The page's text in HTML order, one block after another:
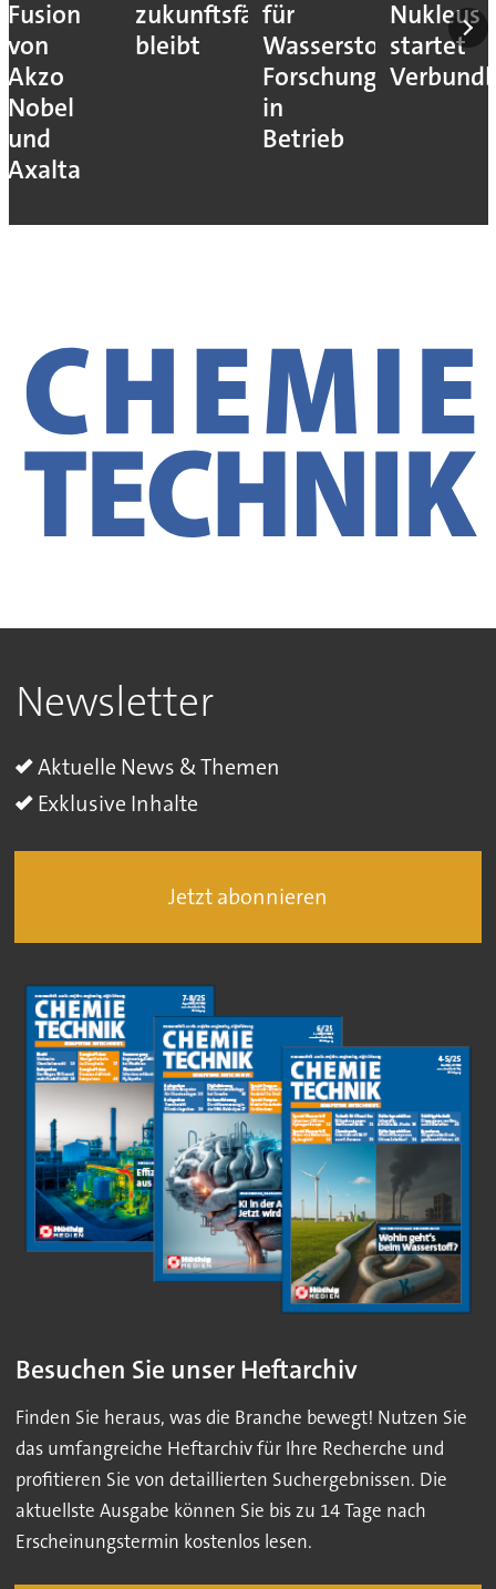
Fusion
von
Akzo
Nobel
und
Axalta
zukunftsfähig
bleibt
für
Wasserstoff-
Forschung
in
Betrieb
Nukleus
startet
Newsletter
Aktuelle News & Themen
Exklusive Inhalte
Jetzt abonnieren
Besuchen Sie unser Heftarchiv
Finden Sie heraus, was die Branche bewegt! Nutzen Sie
das umfangreiche Heftarchiv für Ihre Recherche und
profitieren Sie von detaillierten Suchergebnissen. Die
aktuellste Ausgabe können Sie bis zu 14 Tage nach
Erscheinungstermin kostenlos lesen.